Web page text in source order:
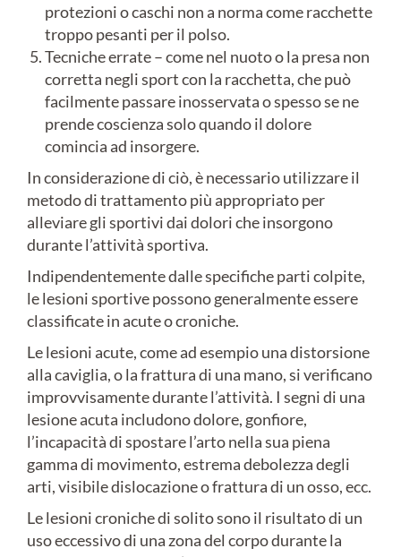
protezioni o caschi non a norma come racchette
troppo pesanti per il polso.
Tecniche errate – come nel nuoto o la presa non
corretta negli sport con la racchetta, che può
facilmente passare inosservata o spesso se ne
prende coscienza solo quando il dolore
comincia ad insorgere.
In considerazione di ciò, è necessario utilizzare il
metodo di trattamento più appropriato per
alleviare gli sportivi dai dolori che insorgono
durante l’attività sportiva.
Indipendentemente dalle specifiche parti colpite,
le lesioni sportive possono generalmente essere
classificate in acute o croniche.
Le lesioni acute, come ad esempio una distorsione
alla caviglia, o la frattura di una mano, si verificano
improvvisamente durante l’attività. I segni di una
lesione acuta includono dolore, gonfiore,
l’incapacità di spostare l’arto nella sua piena
gamma di movimento, estrema debolezza degli
arti, visibile dislocazione o frattura di un osso, ecc.
Le lesioni croniche di solito sono il risultato di un
uso eccessivo di una zona del corpo durante la